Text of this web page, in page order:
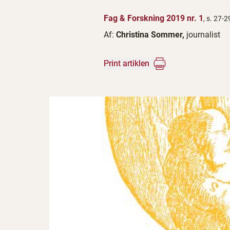
Fag & Forskning 2019 nr. 1, s. 27-
Af: Christina Sommer, journalist
Print artiklen